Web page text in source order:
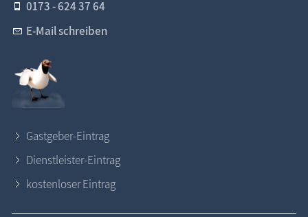
0173 - 624 37 64
E-Mail schreiben
Gastgeber-Eintrag
Dienstleister-Eintrag
kostenloser Eintrag